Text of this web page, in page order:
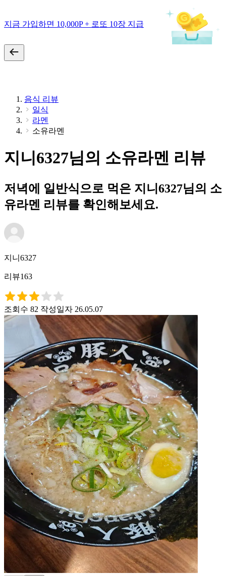
지금 가입하면 10,000P + 로또 10장 지급
음식 리뷰
일식
라멘
소유라멘
지니6327님의 소유라멘 리뷰
저녁에 일반식으로 먹은 지니6327님의 소
유라멘 리뷰를 확인해보세요.
지니6327
리뷰163
조회수 82 작성일자 26.05.07